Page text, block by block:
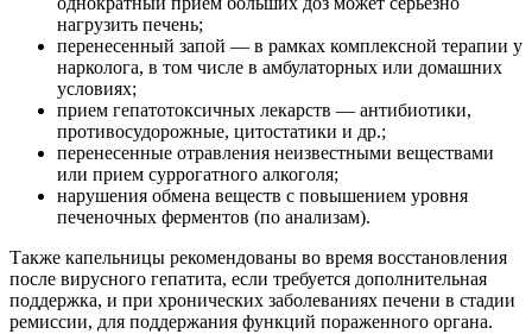
нагрузить печень;
перенесенный запой — в рамках комплексной терапии у
нарколога, в том числе в амбулаторных или домашних
условиях;
прием гепатотоксичных лекарств — антибиотики,
противосудорожные, цитостатики и др.;
перенесенные отравления неизвестными веществами
или прием суррогатного алкоголя;
нарушения обмена веществ с повышением уровня
печеночных ферментов (по анализам).
Также капельницы рекомендованы во время восстановления
после вирусного гепатита, если требуется дополнительная
поддержка, и при хронических заболеваниях печени в стадии
ремиссии, для поддержания функций пораженного органа.